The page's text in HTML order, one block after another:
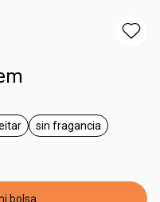
gel para afeitar
general.tag sin
sin fragancia
bolsa